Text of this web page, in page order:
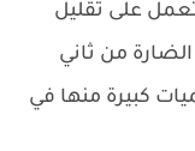
على تقليل
الضارة من ثاني
كبيرة منها في